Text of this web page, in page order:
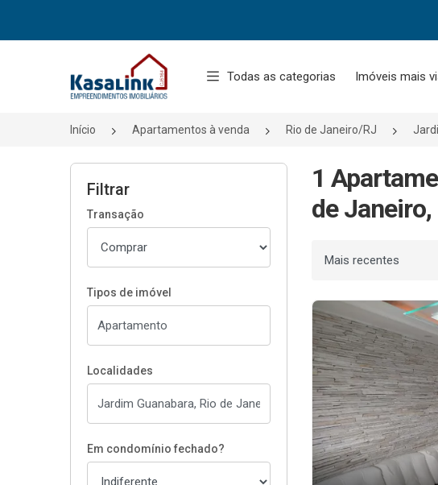
Página inicial
Todas as categorias Imóveis mais
Início Apartamentos à venda Rio de Janeiro/RJ
Filtrar
Transação
Tipos de imóvel
Localidades
Em condomínio fechado?
1
de Janeiro,
Ordenar por